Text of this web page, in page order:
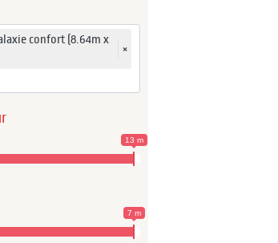
confort (8.64m x
×
13 m
7 m